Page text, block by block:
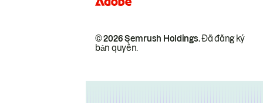
© 2026 Semrush Holdings.Đã đăng ký
bản quyền.